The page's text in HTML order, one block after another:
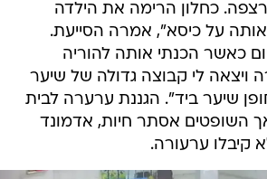
כחלון הרימה את הילדה
אותה על כיסא", אמרה הסייעת.
כאשר הכנתי אותה להוריה
ויצאה לי קבוצה גדולה של שיער
שיער ביד". הגננת ערערה לבית
השופטים אסתר חיות, אדמונד
קיבלו ערעורה.